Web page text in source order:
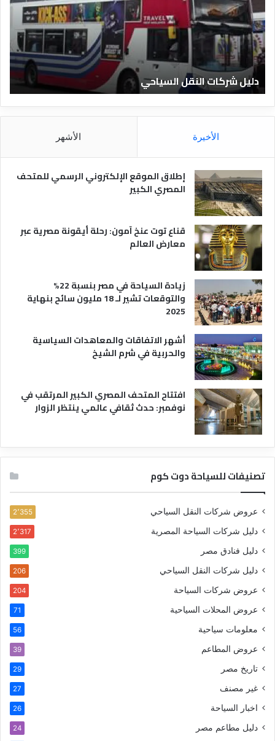
ل
ا
ل
ف
ن
ا
د
ق
ا
ل
ر
ي
ة
دليل الفنادق المصرية
الأخيرة الأشهر
إطلاق الموقع الإلكتروني الرسمي للمتحف
المصري الكبير
قناع توت عنخ آمون: رحلة أيقونة مصرية عبر
معارض العالم
زيادة السياحة في مصر بنسبة 22%
والتوقعات تشير لـ 18 مليون سائح بنهاية
2025
أشهر الاتفاقات والمعاهدات السياسية
والحربية في شرم الشيخ
افتتاح المتحف المصري الكبير المرتقب في
نوفمبر: حدث ثقافي عالمي ينتظر الزوار
تصنيفات للسياحة دوت كوم
عروض شركات النقل السياحي 2٬355
دليل شركات السياحة المصرية 2٬317
دليل فنادق مصر 399
دليل شركات النقل السياحي 206
عروض شركات السياحة 204
عروض المحلات السياحية 71
معلومات سياحية 56
عروض المطاعم 39
تاريخ مصر 29
غير مصنف 27
اخبار السياحة 26
دليل مطاعم مصر 24